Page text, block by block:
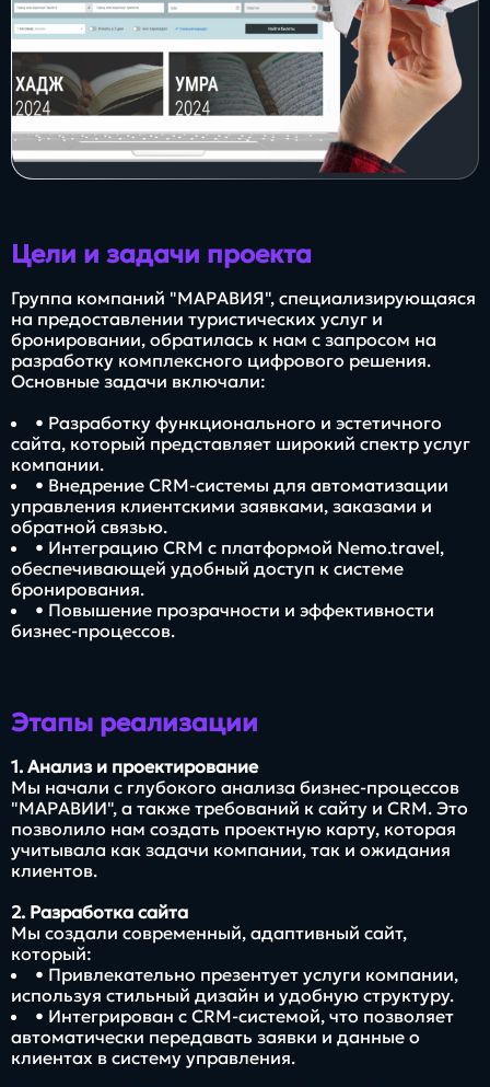
Заполнить
бриф
8 800 505 34 99
info@direkt.ink
Цели и задачи проекта
Группа компаний "МАРАВИЯ", специализирующаяся
на предоставлении туристических услуг и
бронировании, обратилась к нам с запросом на
разработку комплексного цифрового решения.
Основные задачи включали:
• Разработку функционального и эстетичного
сайта, который представляет широкий спектр услуг
компании.
• Внедрение CRM-системы для автоматизации
управления клиентскими заявками, заказами и
обратной связью.
• Интеграцию CRM с платформой Nemo.travel,
обеспечивающей удобный доступ к системе
бронирования.
• Повышение прозрачности и эффективности
бизнес-процессов.
Этапы реализации
1. Анализ и проектирование
Мы начали с глубокого анализа бизнес-процессов
"МАРАВИИ", а также требований к сайту и CRM. Это
позволило нам создать проектную карту, которая
учитывала как задачи компании, так и ожидания
клиентов.
2. Разработка сайта
Мы создали современный, адаптивный сайт,
который:
• Привлекательно презентует услуги компании,
используя стильный дизайн и удобную структуру.
• Интегрирован с CRM-системой, что позволяет
автоматически передавать заявки и данные о
клиентах в систему управления.